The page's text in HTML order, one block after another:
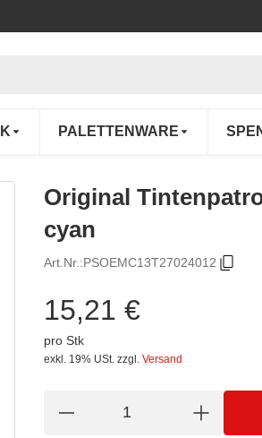
PALETTENWARE
Original
cyan
Art.Nr.:PSOEMC13T27024012
15,21 €
pro Stk
exkl. 19% USt. zzgl. Versand